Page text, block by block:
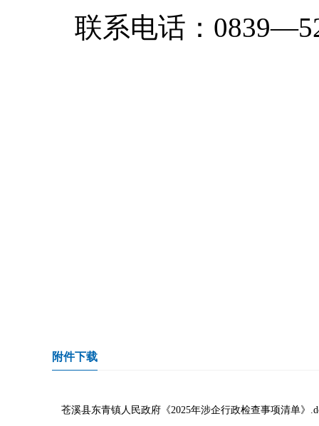
联系电话：
附件下载
苍溪县东青镇人民政府《2025年涉企行政检查事项清单》